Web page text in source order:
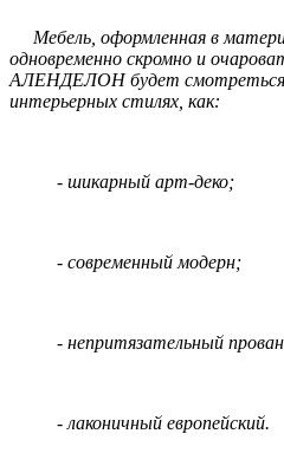
Мебель, оформленная в
одновременно скромно и
АЛЕНДЕЛОН будет смотреться
интерьерных стилях, как:
- шикарный арт-деко;
- современный модерн;
- непритязательный
- лаконичный европейский.